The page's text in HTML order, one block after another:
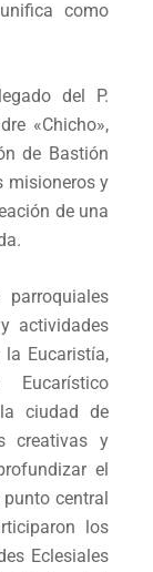
como
del P.
«Chicho»,
de Bastión
misioneros y
de una
actividades
Eucaristía,
ciudad de
creativas y
el
central
los
Eclesiales